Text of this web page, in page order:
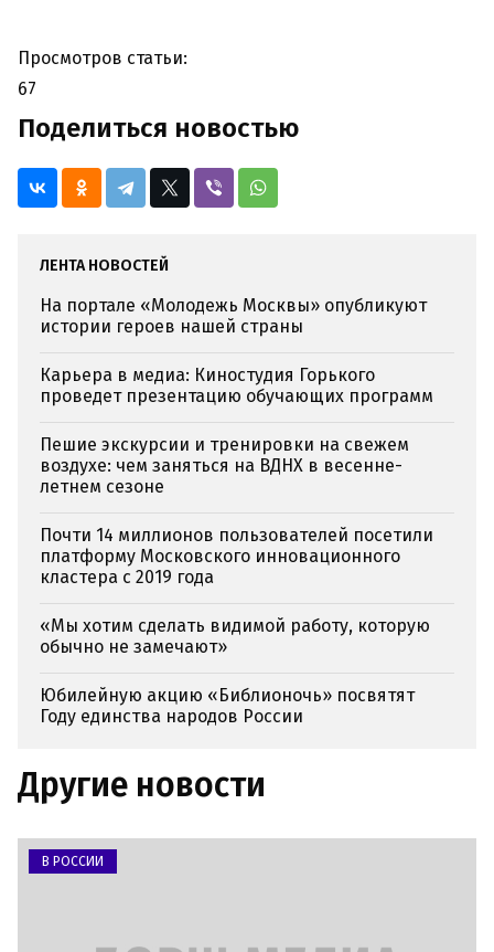
Просмотров статьи:
67
Поделиться новостью
ЛЕНТА НОВОСТЕЙ
На портале «Молодежь Москвы» опубликуют
истории героев нашей страны
Карьера в медиа: Киностудия Горького
проведет презентацию обучающих программ
Пешие экскурсии и тренировки на свежем
воздухе: чем заняться на ВДНХ в весенне-
летнем сезоне
Почти 14 миллионов пользователей посетили
платформу Московского инновационного
кластера с 2019 года
«Мы хотим сделать видимой работу, которую
обычно не замечают»
Юбилейную акцию «Библионочь» посвятят
Году единства народов России
Другие новости
В РОССИИ